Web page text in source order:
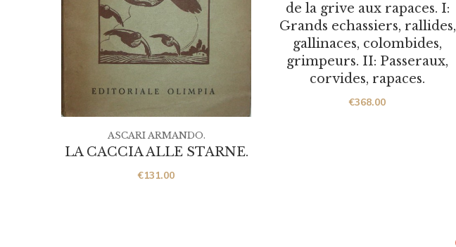
LA CACCIA ALLE STARNE.
€131.00
ASCARI ARMANDO.
de la grive aux rapaces. I:
Grands echassiers, rallides,
gallinaces, colombides,
grimpeurs. II: Passeraux,
corvides, rapaces.
€368.00